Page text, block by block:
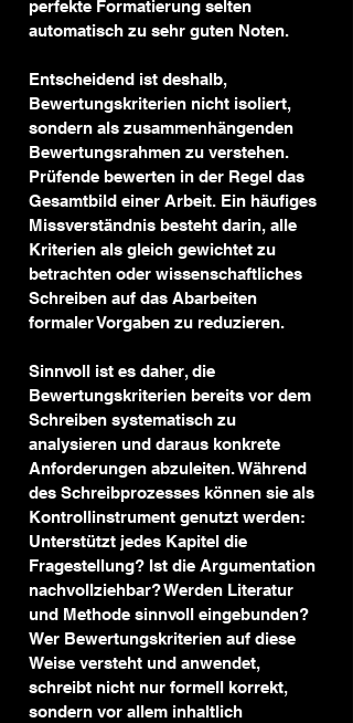
perfekte Formatierung selten
automatisch zu sehr guten Noten.
Entscheidend ist deshalb,
Bewertungskriterien nicht isoliert,
sondern als zusammenhängenden
Bewertungsrahmen zu verstehen.
Prüfende bewerten in der Regel das
Gesamtbild einer Arbeit. Ein häufiges
Missverständnis besteht darin, alle
Kriterien als gleich gewichtet zu
betrachten oder wissenschaftliches
Schreiben auf das Abarbeiten
formaler Vorgaben zu reduzieren.
Sinnvoll ist es daher, die
Bewertungskriterien bereits vor dem
Schreiben systematisch zu
analysieren und daraus konkrete
Anforderungen abzuleiten. Während
des Schreibprozesses können sie als
Kontrollinstrument genutzt werden:
Unterstützt jedes Kapitel die
Fragestellung? Ist die Argumentation
nachvollziehbar? Werden Literatur
und Methode sinnvoll eingebunden?
Wer Bewertungskriterien auf diese
Weise versteht und anwendet,
schreibt nicht nur formell korrekt,
sondern vor allem inhaltlich